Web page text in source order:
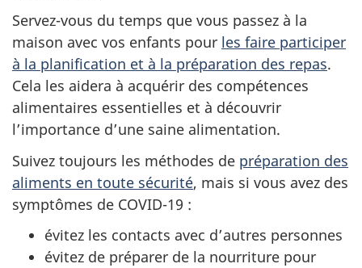
Servez-vous du temps que vous passez à la
maison avec vos enfants pour les faire participer
à la planification et à la préparation des repas.
Cela les aidera à acquérir des compétences
alimentaires essentielles et à découvrir
l’importance d’une saine alimentation.
Suivez toujours les méthodes de préparation des
aliments en toute sécurité, mais si vous avez des
symptômes de COVID-19 :
évitez les contacts avec d’autres personnes
évitez de préparer de la nourriture pour